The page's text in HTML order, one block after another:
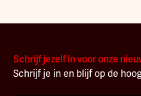
Schrijf jezelf in voor onze
Schrijf je in en blijf op de